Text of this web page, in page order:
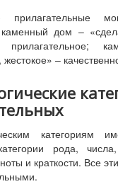
прилагательные
каменный дом –
прилагательное;
–
категориям
рода,
и краткости. Все